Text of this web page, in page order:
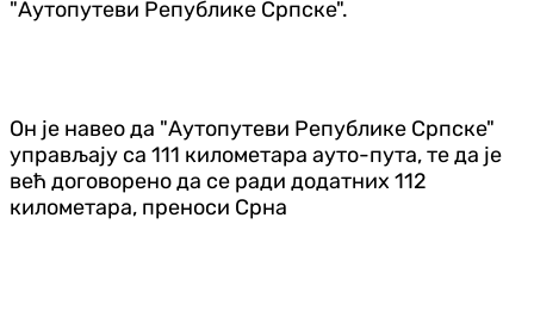
"Аутопутеви Републике Српске".
Он је навео да "Аутопутеви Републике Српске"
управљају са 111 километара ауто-пута, те да је
већ договорено да се ради додатних 112
километара, преноси Срна